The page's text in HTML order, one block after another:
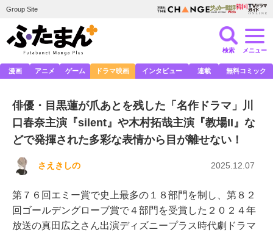
Group Site
検索 メニュー
漫画 アニメ ゲーム ドラマ映画 インタビュー 連載 無料コミック
俳優・目黒蓮が爪あとを残した「名作ドラマ」川
口春奈主演『silent』や木村拓哉主演『教場II』な
どで発揮された多彩な表情から目が離せない！
さえきしの 2025.12.07
第７６回エミー賞で史上最多の１８部門を制し、第８２
回ゴールデングローブ賞で４部門を受賞した２０２４年
放送の真田広之さん出演ディズニープラス時代劇ドラマ